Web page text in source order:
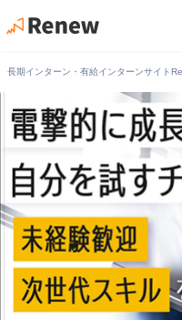
長期インターン・有給インターンサイト